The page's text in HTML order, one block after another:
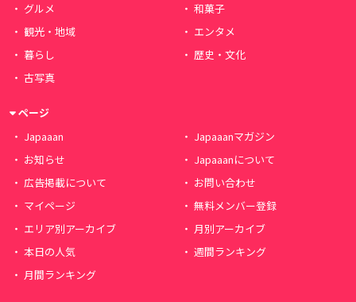
グルメ
和菓子
観光・地域
エンタメ
暮らし
歴史・文化
古写真
ページ
Japaaan
Japaaanマガジン
お知らせ
Japaaanについて
広告掲載について
お問い合わせ
マイページ
無料メンバー登録
エリア別アーカイブ
月別アーカイブ
本日の人気
週間ランキング
月間ランキング